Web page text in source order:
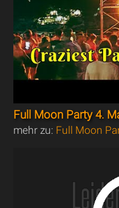
Full Moon Party 4.
mehr zu: Full Moon